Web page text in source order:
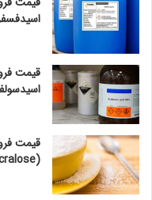
قیمت
قیمت
(Sucralose)